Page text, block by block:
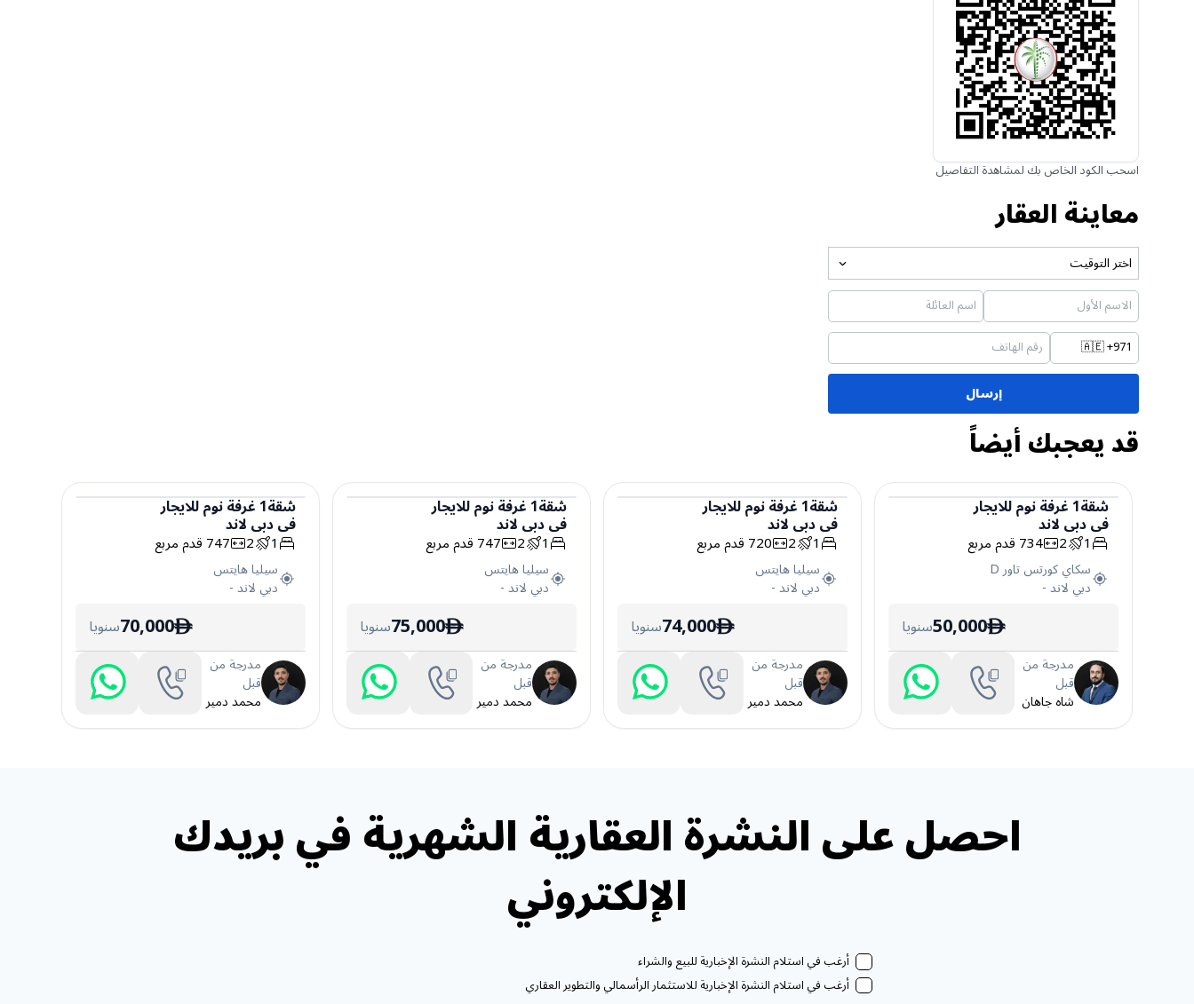
اسحب الكود الخاص بك لمشاهدة التفاصيل
معاينة العقار
اختر التوقيت
🇦🇪+971
إرسال
قد يعجبك أيضاً
شقة
شقة1غرفة نومللايجار
فيدبي لاند
1
2
734قدم مربع
سكاي كورتس تاور D
دبي لاند-
ê
50,000سنويا
مدرجة من
قبل
شاه جاهان
شقة
شقة1غرفة نومللايجار
فيدبي لاند
1
2
720قدم مربع
سيليا هايتس
دبي لاند-
ê
74,000سنويا
مدرجة من
قبل
محمد دمير
شقة
شقة1غرفة نومللايجار
فيدبي لاند
1
2
747قدم مربع
سيليا هايتس
دبي لاند-
ê
75,000سنويا
مدرجة من
قبل
محمد دمير
شقة
شقة1غرفة نومللايجار
فيدبي لاند
1
2
747قدم مربع
سيليا هايتس
دبي لاند-
ê
70,000سنويا
مدرجة من
قبل
محمد دمير
احصل على النشرة العقارية الشهرية في بريدك
الإلكتروني
أرغب في استلام النشرة الإخبارية للبيع والشراء
أرغب في استلام النشرة الإخبارية للاستثمار الرأسمالي والتطوير العقاري